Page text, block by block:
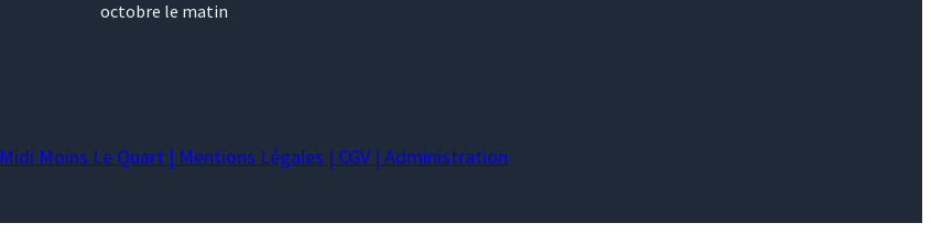
octobre le matin
Midi Moins Le Quart | Mentions Légales | CGV | Administration